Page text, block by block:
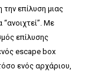
επίλυση μιας
Με
επίλυσης
escape box
ενός αρχάριου,